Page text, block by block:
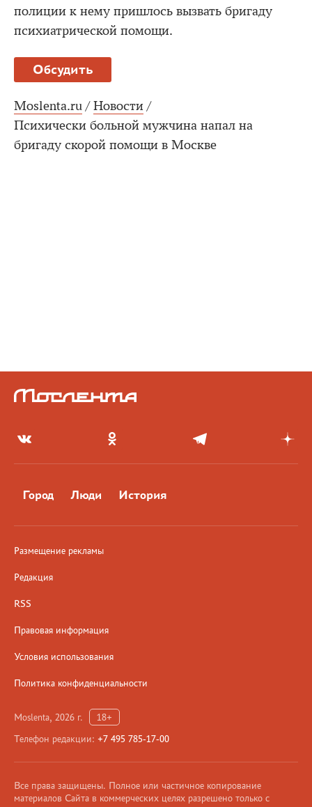
полиции к нему пришлось вызвать бригаду
психиатрической помощи.
Обсудить
Moslenta.ru / Новости /
Психически больной мужчина напал на
бригаду скорой помощи в Москве
Город Люди История
Размещение рекламы
Редакция
RSS
Правовая информация
Условия использования
Политика конфиденциальности
Moslenta, 2026 г.
18+
Телефон редакции: +7 495 785-17-00
Все права защищены. Полное или частичное копирование
материалов Сайта в коммерческих целях разрешено только с